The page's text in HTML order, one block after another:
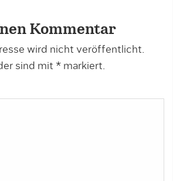
Kommentar
wird nicht veröffentlicht.
sind mit * markiert.